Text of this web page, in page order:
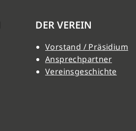
DER VEREIN
Vorstand / Präsidium
Ansprechpartner
Vereinsgeschichte